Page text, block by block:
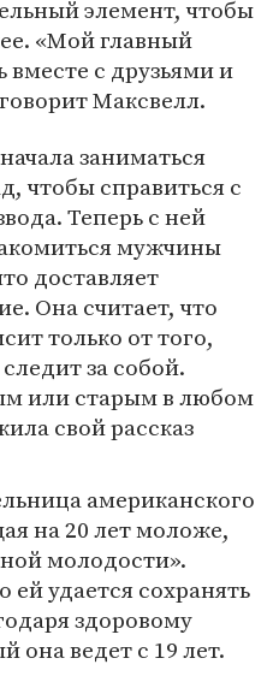
элемент, чтобы
«Мой главный
вместе с друзьями и
Максвелл.
заниматься
чтобы справиться с
Теперь с ней
мужчины
доставляет
Она считает, что
только от того,
за собой.
или старым в любом
свой рассказ
американского
на 20 лет моложе,
молодости».
удается сохранять
здоровому
она ведет с 19 лет.